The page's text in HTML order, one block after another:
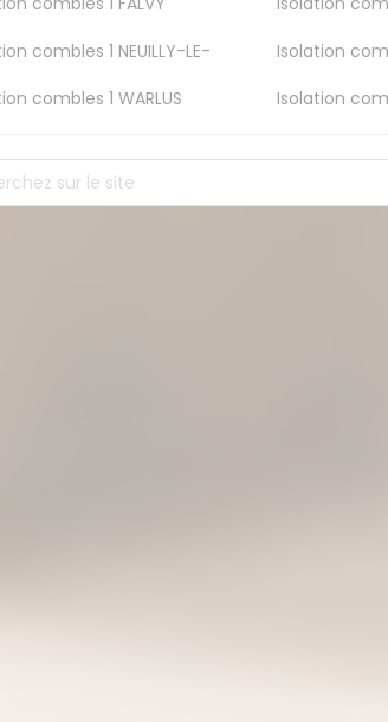
combles 1 NEUILLY-LE-
Isolation
combles 1 WARLUS Isolation